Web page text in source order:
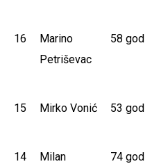
16
Marino
Petriševac
58 god
15 Mirko Vonić 53 god
14
Milan
74 god